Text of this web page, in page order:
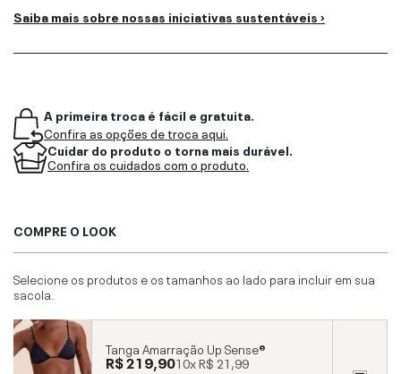
Saiba mais sobre nossas iniciativas sustentáveis ›
A primeira troca é fácil e gratuita.
Confira as opções de troca aqui.
Cuidar do produto o torna mais durável.
Confira os cuidados com o produto.
COMPRE O LOOK
Selecione os produtos e os tamanhos ao lado para incluir em sua
sacola.
Tanga Amarração Up Sense®
R$ 219,9010xR$ 21,99